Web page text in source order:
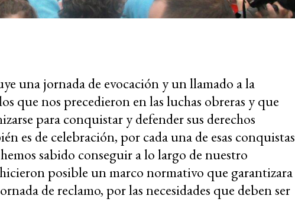
una jornada de evocación y un llamado a la
que nos precedieron en las luchas obreras y que
para conquistar y defender sus derechos
es de celebración, por cada una de esas conquistas
sabido conseguir a lo largo de nuestro
posible un marco normativo que garantizara
de reclamo, por las necesidades que deben ser